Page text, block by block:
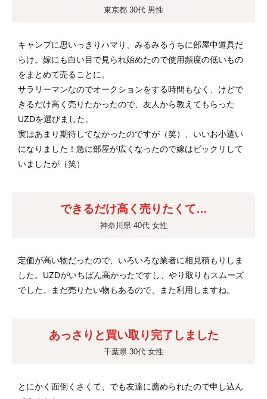
東京都 30代 男性
キャンプに思いっきりハマり、みるみるうちに部屋中道具だ
らけ。嫁にも白い目で見られ始めたので使用頻度の低いもの
をまとめて売ることに。
サラリーマンなのでオークションをする時間もなく、けどで
きるだけ高く売りたかったので、友人から教えてもらった
UZDを選びました。
実はあまり期待してなかったのですが（笑）、いいお小遣い
になりました！急に部屋が広くなったので嫁はビックリして
いましたが（笑）
できるだけ高く売りたくて…
神奈川県 40代 女性
定価が高い物だったので、いろいろな業者に相見積もりしま
した。UZDがいちばん高かったですし、やり取りもスムーズ
でした。まだ売りたい物もあるので、また利用しますね。
あっさりと買い取り完了しました
千葉県 30代 女性
とにかく面倒くさくて、でも友達に薦められたので申し込ん